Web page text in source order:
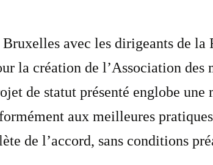
avec les dirigeants de la
la création de l’Association
de statut présenté englobe une
aux meilleures
de l’accord, sans conditions